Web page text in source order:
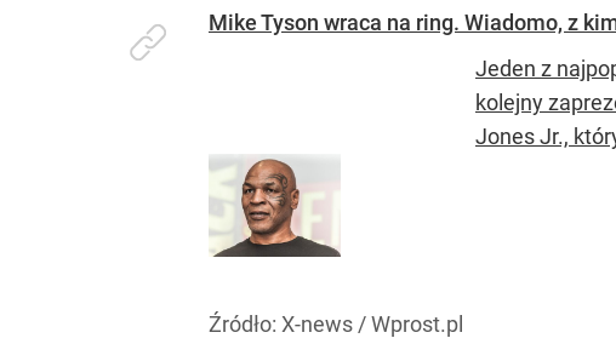
Mike Tyson wraca na ring. Wiadomo, z
Jeden z
kolejny
Jones Jr.,
Źródło: X-news /Wprost.pl